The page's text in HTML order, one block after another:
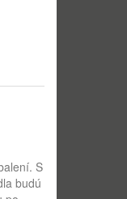
S
budú